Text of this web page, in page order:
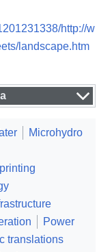
http://w
landscape.htm
Microhydro
Power
translations